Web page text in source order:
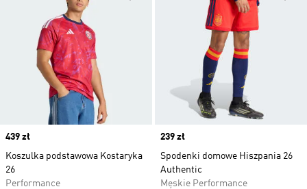
Price
439 zł
Koszulka podstawowa Kostaryka
26
Performance
Price
239 zł
Spodenki domowe Hiszpania 26
Authentic
Męskie Performance